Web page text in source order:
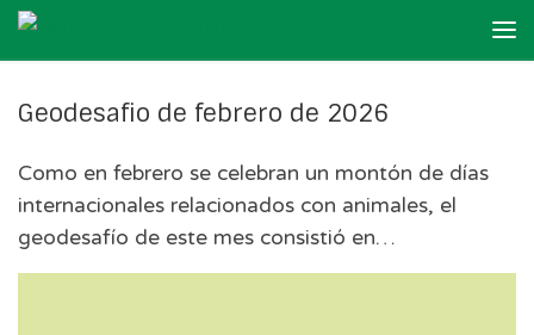
Skip to content
Geodesafio de febrero de 2026
Como en febrero se celebran un montón de días
internacionales relacionados con animales, el
geodesafío de este mes consistió en…